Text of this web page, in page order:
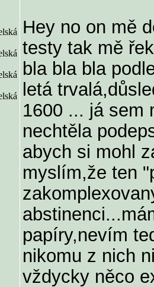
Hey no on mě
testy tak mě
bla bla bla
letá
1600 ... já sem
nechtěla
abych si mohl
myslím,že ten
papíry,nevím
nikomu z nich
vždycky něco